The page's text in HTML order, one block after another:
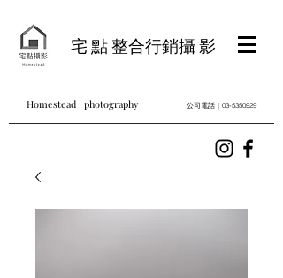
宅 點 整合行銷攝 影
Homestead photography 公司電話｜03-5350929